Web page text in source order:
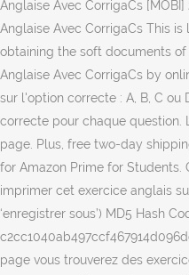
Anglaise Avec CorrigaCs
Anglaise Avec CorrigaCs This
obtaining the soft documents
Anglaise Avec CorrigaCs by
sur l'option correcte : A, B, C ou
correcte pour chaque question.
page. Plus, free two-day
for Amazon Prime for
imprimer cet exercice anglais
‘enregistrer sous’) MD5 Hash
page vous trouverez des